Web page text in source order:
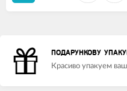
ПОДАРУНКОВУ
Красиво упакуем